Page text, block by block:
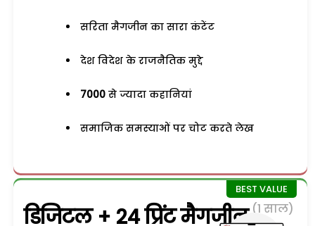
सरिता मैगजीन का सारा कंटेंट
देश विदेश के राजनैतिक मुद्दे
7000 से ज्यादा कहानियां
समाजिक समस्याओं पर चोट करते लेख
डिजिटल + 24 प्रिंट मैगजीन (1 साल)